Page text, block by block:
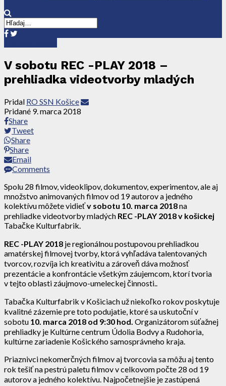
V sobotu REC -PLAY 2018 –
prehliadka videotvorby mladých
Pridal RO SSN Košice
Pridané 9. marca 2018
Share
Tweet
Share
Share
Email
Comments
Spolu 28 filmov, videoklipov, dokumentov, experimentov, ale aj
množstvo animovaných filmov od 19 autorov a jedného
kolektívu môžete vidieťv sobotu 10. marca 2018na
prehliadke videotvorby mladých REC -PLAY 2018v košickej
Tabačke Kulturfabrik.
REC -PLAY 2018 je regionálnou postupovou prehliadkou
amatérskej filmovej tvorby, ktorá vyhľadáva talentovaných
tvorcov, rozvíja ich kreativitu a zároveň dáva možnosť
prezentácie a konfrontácie všetkým záujemcom, ktorí tvoria
v tejto oblasti záujmovo-umeleckej činnosti..
Tabačka Kulturfabrik v Košiciach už niekoľko rokov poskytuje
kvalitné zázemie pre toto podujatie, ktoré sa uskutoční v
sobotu 10. marca 2018 od 9:30 hod. Organizátorom súťažnej
prehliadky je Kultúrne centrum Údolia Bodvy a Rudohoria,
kultúrne zariadenie Košického samosprávneho kraja.
Priaznivci nekomerčných filmov aj tvorcovia sa môžu aj tento
rok tešiť na pestrú paletu filmov v celkovom počte 28 od 19
autorov a jedného kolektívu. Najpočetnejšie je zastúpená